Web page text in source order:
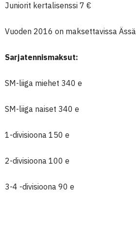
Juniorit kertalisenssi 7 €
Vuoden 2016 on maksettavissa
Sarjatennismaksut:
SM-liiga miehet 340 e
SM-liiga naiset 340 e
1-divisioona 150 e
2-divisioona 100 e
3-4 -divisioona 90 e